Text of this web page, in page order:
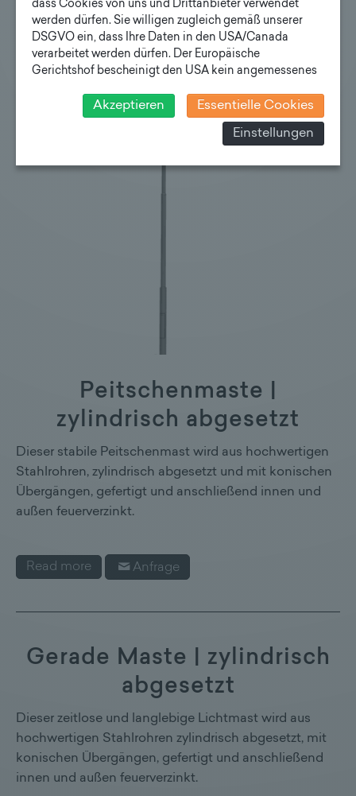
Peitschenmaste |
zylindrisch abgesetzt
Dieser stabile Peitschenmast wird aus hochwertigen
Stahlrohren, zylindrisch abgesetzt und mit konischen
Übergängen, gefertigt und anschließend innen und
außen feuerverzinkt.
Read more Anfrage
Gerade Maste | zylindrisch
abgesetzt
Dieser zeitlose und langlebige Lichtmast wird aus
hochwertigen Stahlrohren zylindrisch abgesetzt, mit
konischen Übergängen, gefertigt und anschließend
innen und außen feuerverzinkt.
dass Cookies von uns und Drittanbieter verwendet
werden dürfen. Sie willigen zugleich gemäß unserer
DSGVO ein, dass Ihre Daten in den USA/Canada
verarbeitet werden dürfen. Der Europäische
Gerichtshof bescheinigt den USA kein angemessenes
Risiko, dass ihre Daten durch US-Behörden, zu
Kontroll- und zu Überwachungszwecken, verarbeitet
werden und dagegen keine wirksamen Rechtsbehelfe
Bildschirmrand ein Cookie-Icon wo Sie jederzeit Ihre
Akzeptieren Essentielle Cookies
Einstellungen